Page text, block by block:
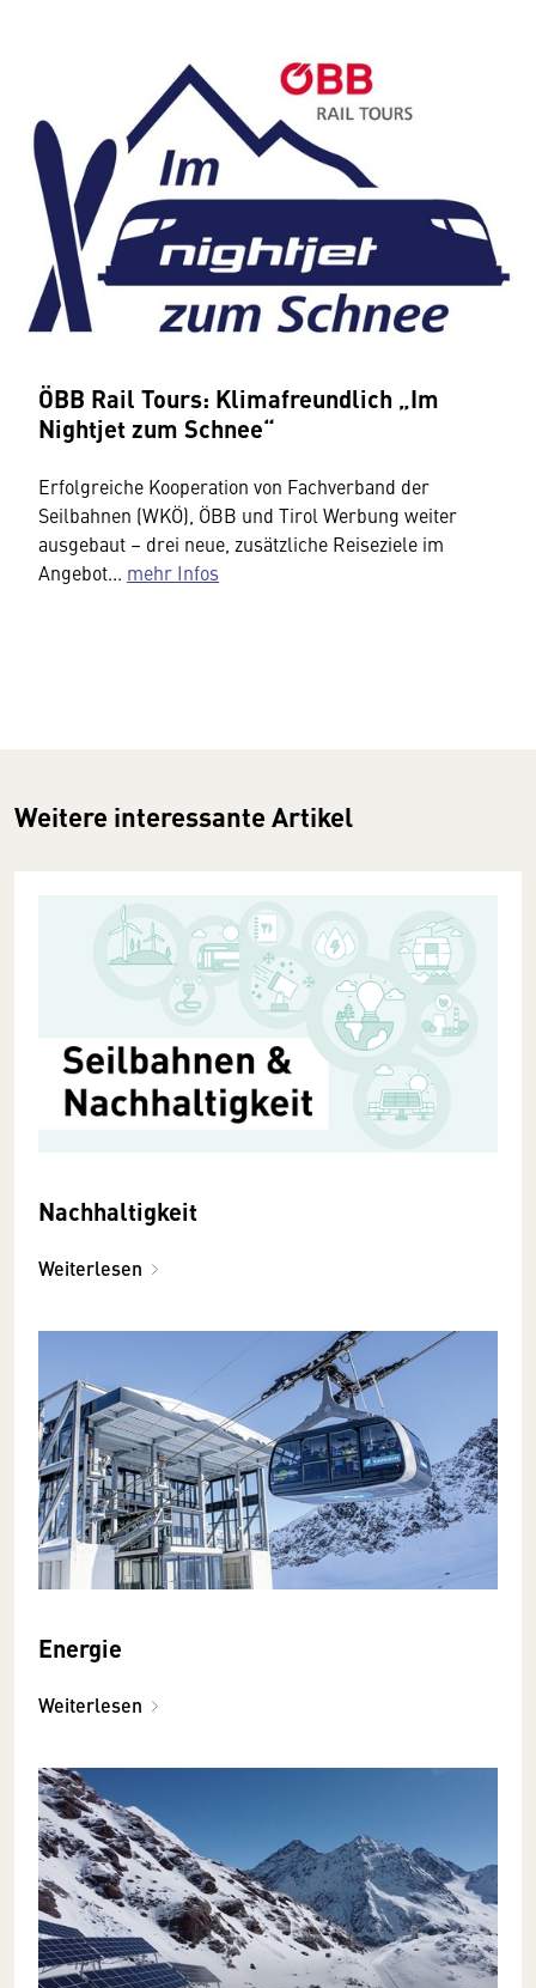
ÖBB Rail Tours: Klimafreundlich „Im
Nightjet zum Schnee“
Erfolgreiche Kooperation von Fachverband der
Seilbahnen (WKÖ), ÖBB und Tirol Werbung weiter
ausgebaut – drei neue, zusätzliche Reiseziele im
Angebot... mehr Infos
Weitere interessante Artikel
Nachhaltigkeit
Weiterlesen
Energie
Weiterlesen